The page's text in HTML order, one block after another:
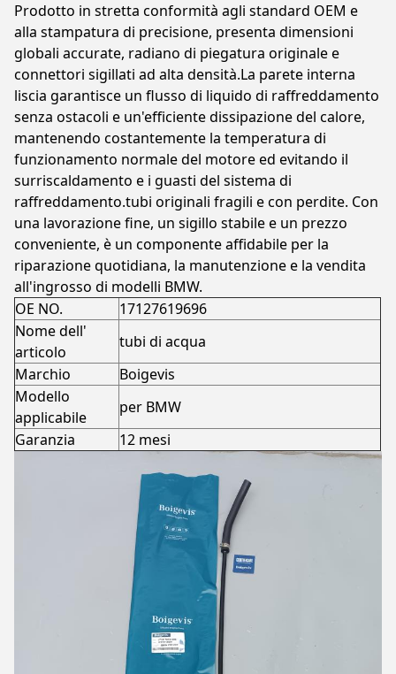
Prodotto in stretta conformità agli standard OEM e
alla stampatura di precisione, presenta dimensioni
globali accurate, radiano di piegatura originale e
connettori sigillati ad alta densità.La parete interna
liscia garantisce un flusso di liquido di raffreddamento
senza ostacoli e un'efficiente dissipazione del calore,
mantenendo costantemente la temperatura di
funzionamento normale del motore ed evitando il
surriscaldamento e i guasti del sistema di
raffreddamento.tubi originali fragili e con perdite. Con
una lavorazione fine, un sigillo stabile e un prezzo
conveniente, è un componente affidabile per la
riparazione quotidiana, la manutenzione e la vendita
all'ingrosso di modelli BMW.
OE NO.
17127619696
Nome dell'
articolo
tubi di acqua
Marchio
Boigevis
Modello
applicabile
per BMW
Garanzia
12 mesi